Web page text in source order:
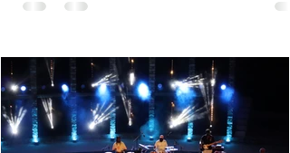
راقٍ يعتني بدرجة كبيرة بالكلمات وحتى
ضربات الدف. الفن الصوفي الذي قدمه سامي
يوسف ليس متقوقعاً على الهوية الشرقية بل
صوتا منفتحا على العالمية من خلال عناصر
الذين جاؤوا من مشارب وبلدان مختلفة،
نذكر على سبيل المثال مغنياً من إسبانيا 'إسرا